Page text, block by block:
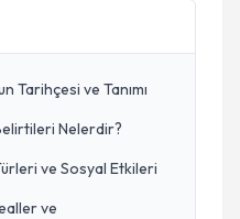
Tarihçesi ve Tanımı
Nelerdir?
ve Sosyal Etkileri
ve